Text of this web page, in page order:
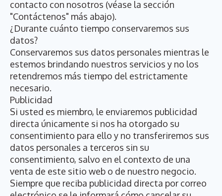
contacto con nosotros (véase la sección
"Contáctenos" más abajo).
¿Durante cuánto tiempo conservaremos sus
datos?
Conservaremos sus datos personales mientras le
estemos brindando nuestros servicios y no los
retendremos más tiempo del estrictamente
necesario.
Publicidad
Si usted es miembro, le enviaremos publicidad
directa únicamente si nos ha otorgado su
consentimiento para ello y no transferiremos sus
datos personales a terceros sin su
consentimiento, salvo en el contexto de una
venta de este sitio web o de nuestro negocio.
Siempre que reciba publicidad directa por correo